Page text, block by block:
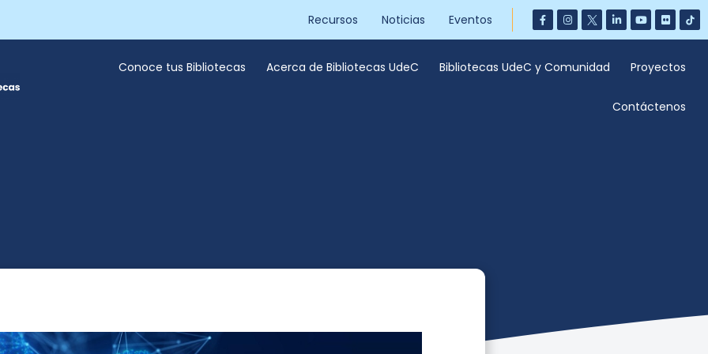
Recursos Noticias Eventos
Conoce tus Bibliotecas Acerca de Bibliotecas UdeC Bibliotecas UdeC y Comunidad Proyectos
Contáctenos